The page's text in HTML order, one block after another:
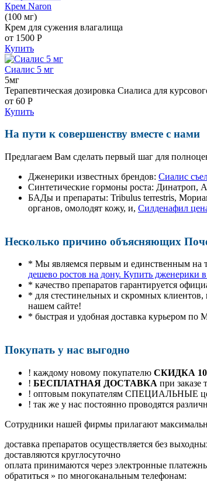
Крем Naron
(100 мг)
Крем для сужения влагалища
от 1500 Р
Купить
Сиалис 5 мг
5мг
Терапевтическая дозировка Сиалиса для
от 60 Р
Купить
На пути к совершенству вместе с нами
Предлагаем Вам сделать первый шаг для
Дженерики известных брендов: Сиалис
Синтетические гормоны роста: Динатроп,
БАДы и препараты: Tribulus terrestris,
органов, омолодят кожу, и, Силденафил
Несколько причино объясняющих
* Мы являемся первым и единственным на
дешево ростов на дону. Купить дженерики
* качество препаратов гарантируется
* для стестинельных и скромных
нашем сайте!
* быстрая и удобная доставка курьером по
Покупать у нас выгодно
! каждому новому покупателю СКИДКА
! БЕСПЛАТНАЯ ДОСТАВКА при заказе
! оптовым покупателям СПЕЦИАЛЬНЫЕ
! так же у нас постоянно проводятся
Cотрудники нашей фирмы прилагают
доставка препаратов осуществляется без
доставляются круглосуточно
оплата принимаются через электронные
обратиться » по многоканальным телефонам: